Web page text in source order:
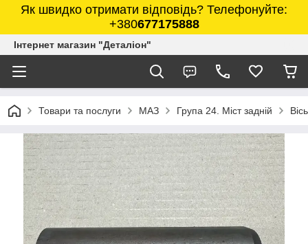
Як швидко отримати відповідь? Телефонуйте:
+380677175888
Інтернет магазин "Деталіон"
Товари та послуги МАЗ Група 24. Міст задній